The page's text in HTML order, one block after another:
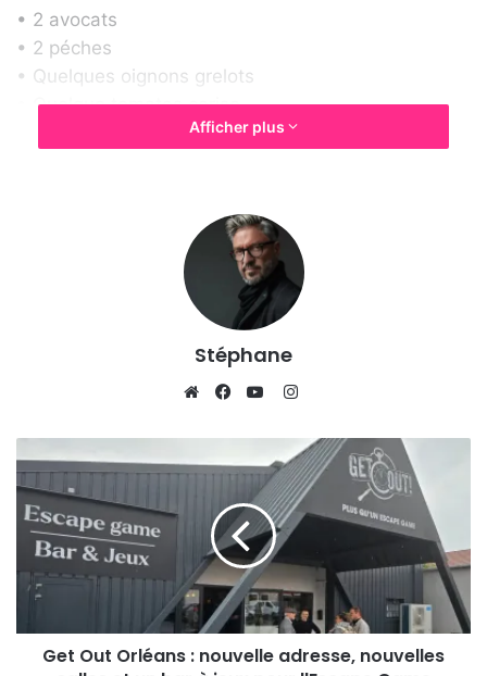
• 2 avocats
• 2 péches
• Quelques oignons grelots
• Quelque tomates cerise
Afficher plus
Stéphane
Instagram
Get Out Orléans : nouvelle adresse, nouvelles